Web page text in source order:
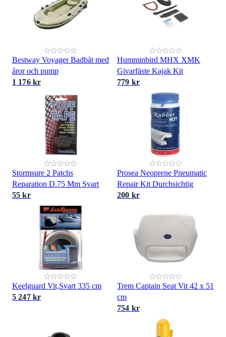
Bestway Voyager Badbåt med
åror och pump
1 176 kr
Humminbird MHX XMK
Givarfäste Kajak Kit
779 kr
Stormsure 2 Patchs
Reparation D.75 Mm Svart
55 kr
Prosea Neoprene Pneumatic
Repair Kit Durchsichtig
200 kr
Keelguard Vit,Svart 335 cm
5 247 kr
Trem Captain Seat Vit 42 x 51
cm
754 kr